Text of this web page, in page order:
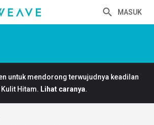
MASUK
untuk mendorong terwujudnya keadilan
Hitam. Lihat caranya.